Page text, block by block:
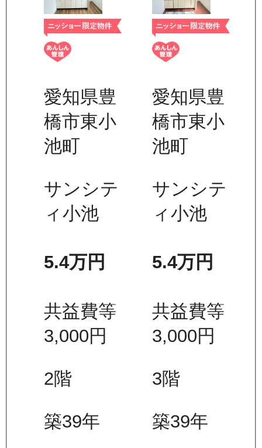
愛知県豊
橋市東小
池町
サンシテ
ィ小池
5.4万円
共益費等
3,000円
2階
築39年
愛知県豊
橋市東小
池町
サンシテ
ィ小池
5.4万円
共益費等
3,000円
3階
築39年